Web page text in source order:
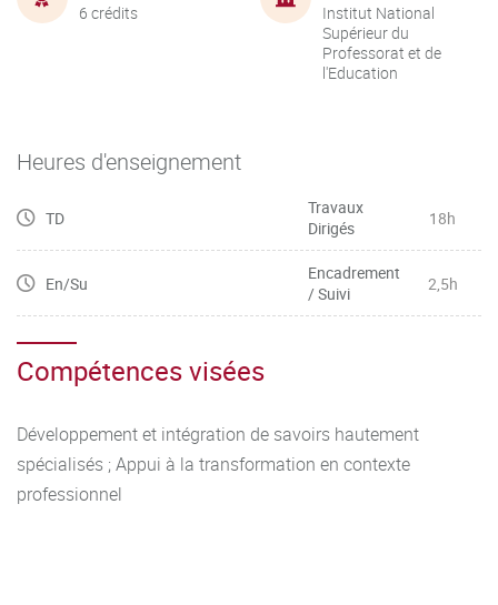
6 crédits
Institut National
Supérieur du
Professorat et de
l'Education
Heures d'enseignement
TD
Travaux
Dirigés
18h
En/Su
Encadrement
/ Suivi
2,5h
Compétences visées
Développement et intégration de savoirs hautement
spécialisés ; Appui à la transformation en contexte
professionnel